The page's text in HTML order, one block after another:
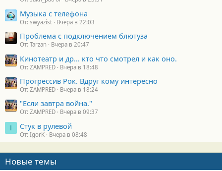
Музыка с телефона
От: swyazist Вчера в 22:03
Проблема с подключением блютуза
От: Tarzan Вчера в 20:47
Кинотеатр и др... кто что смотрел и как оно.
От: ZAMPRED Вчера в 18:48
Прогрессив Рок. Вдруг кому интересно
От: ZAMPRED Вчера в 18:24
"Если завтра война."
От: ZAMPRED Вчера в 09:37
I Стук в рулевой
От: IgorK Вчера в 08:48
Новые темы